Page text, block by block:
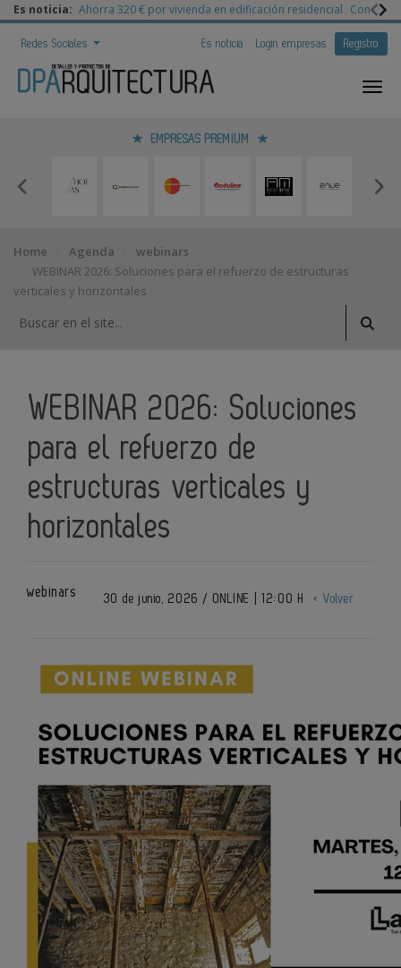
Es noticia: Ahorra 320 € por vivienda en edificación residencial
Redes Sociales Es noticia Login empresas Registro
EMPRESAS PREMIUM
Home Agenda
webinars
WEBINAR 2026: Soluciones para el refuerzo de estructuras
verticales y horizontales
WEBINAR 2026: Soluciones
para el refuerzo de
estructuras verticales y
horizontales
webinars 30 de junio, 2026 / ONLINE | 12:00 H < Volver